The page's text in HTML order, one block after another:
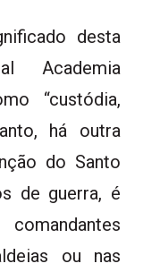
desta
Academia
“custódia,
há outra
do Santo
de guerra, é
ou nas